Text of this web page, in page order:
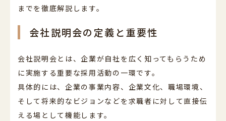
までを徹底解説します。
会社説明会の定義と重要性
会社説明会とは、企業が自社を広く知ってもらうため
に実施する重要な採用活動の一環です。
具体的には、企業の事業内容、企業文化、職場環境、
そして将来的なビジョンなどを求職者に対して直接伝
える場として機能します。